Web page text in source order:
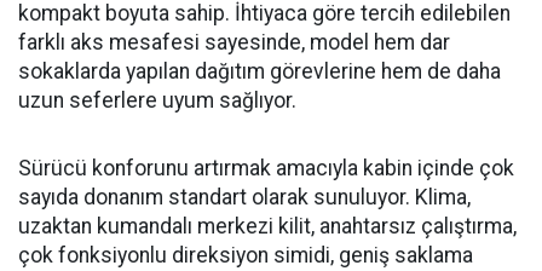
kompakt boyuta sahip. İhtiyaca göre tercih edilebilen
farklı aks mesafesi sayesinde, model hem dar
sokaklarda yapılan dağıtım görevlerine hem de daha
uzun seferlere uyum sağlıyor.
Sürücü konforunu artırmak amacıyla kabin içinde çok
sayıda donanım standart olarak sunuluyor. Klima,
uzaktan kumandalı merkezi kilit, anahtarsız çalıştırma,
çok fonksiyonlu direksiyon simidi, geniş saklama